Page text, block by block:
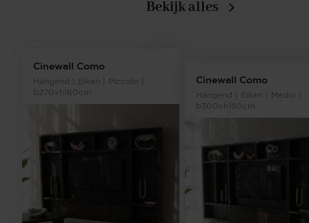
Cinewall Como
Hangend | Eiken | Piccolo |
b270xh180cm
Cinewall Como
Hangend | Eiken | Medio |
b300xh180cm
Bekijk alles